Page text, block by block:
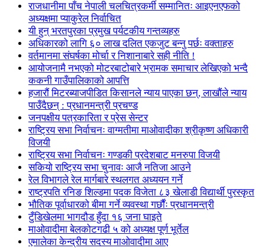
राजधानीमा पाँच नेपाली चलचित्रकर्मी सम्मानितः आइएनएफको
अध्यक्षमा प्याकुरेल निर्वाचित
यी हुन् भरतपुरका प्रमुख पर्यटकीय गन्तव्यहरु
अधिकारको लागि ६० लाख दलित एकजुट बन्नु पर्छः वक्ताहरु
वर्तमानमा संघर्षका मोर्चा र निशानाबारे सही नीति !
आयोजनामै नभएको मोटरबाटोबारे भ्रामक समाचार लेखिएको भन्दै
ककनी गाउँपालिकाको आपत्ति
हजारौं मिटरब्याजपीडित किसानले न्याय पाएका छन्, लाखौंले न्याय
पाउँदैछन् : प्रधानमन्त्री प्रचण्ड
जनपक्षीय पत्रकारिता र प्रेस सेन्टर
राष्ट्रिय सभा निर्वाचनः वाग्मतीमा माओवादीका श्रीकृष्ण अधिकारी
विजयी
राष्ट्रिय सभा निर्वाचनः गण्डकी प्रदेशबाट मनरुपा विजयी
सकियो राष्ट्रिय सभा चुनावः आजै नतिजा आउने
रेल विभागले रेल मार्गबारे स्थलगत अध्ययन गर्ने
राष्ट्रपति रनिङ शिल्डमा पदक विजेता ८३ खेलाडी विद्यार्थी पुरस्कृत
भौतिक पूर्वाधारको बीमा गर्ने व्यवस्था गर्छौंः प्रधानमन्त्री
टुँडिखेलमा भागदौड हुँदा १६ जना घाइते
माओवादीमा बेलकोटगढी ५ को अध्यक्ष पूर्ण भूर्तेल
एमालेका केन्द्रीय सदस्य माओ‌वादीमा आए